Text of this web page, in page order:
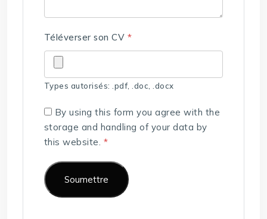
Téléverser son CV *
Types autorisés: .pdf, .doc, .docx
By using this form you agree with the
storage and handling of your data by
this website. *